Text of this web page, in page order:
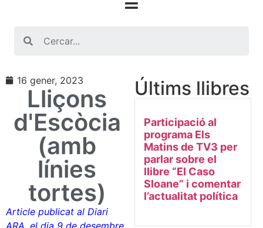
16 gener, 2023
Lliçons
d'Escòcia
(amb
línies
tortes)
Article publicat al Diari
Últims llibres
Participació al
programa Els
Matins de TV3 per
parlar sobre el
llibre “El Caso
Sloane” i comentar
l’actualitat política